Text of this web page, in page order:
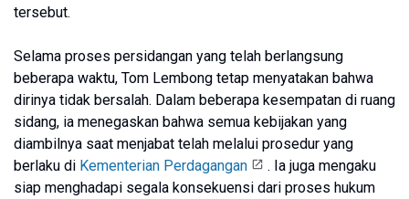
tersebut.
Selama proses persidangan yang telah berlangsung
beberapa waktu, Tom Lembong tetap menyatakan bahwa
dirinya tidak bersalah. Dalam beberapa kesempatan di ruang
sidang, ia menegaskan bahwa semua kebijakan yang
diambilnya saat menjabat telah melalui prosedur yang
berlaku di Kementerian Perdagangan
. Ia juga mengaku
siap menghadapi segala konsekuensi dari proses hukum